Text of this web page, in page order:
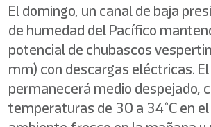
El domingo, un canal de baja
de humedad del Pacífico
potencial de chubascos
mm) con descargas eléctricas.
permanecerá medio despejado,
temperaturas de 30 a 34°C en